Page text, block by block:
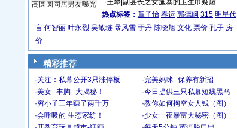
高圆圆同居男友曝光
·王攀| 副县长之女施暴的卫生巾疑虑
热点标签： 章子怡 春运 郭德纲 315 明星代
言 何智丽 叶永烈 吴敬琏 暴风雪 于丹 陈晓旭 文化 票价 孔子 房
价
精彩推荐
·关注：私幕公开3只涨停板 ·完美妈咪--保养有新招
·美女--丰胸--大揭秘！ ·今日提供三只私幕短线黑马
·穷小子三年赚了两千万 ·教你如何掏空女人钱（图）
·会呼吸的 生态家纺！ ·少女一夜暴富大秘密（图）